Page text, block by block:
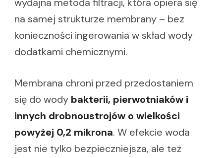
wydajna metoda filtracji, która opiera się
na samej strukturze membrany – bez
konieczności ingerowania w skład wody
dodatkami chemicznymi.
Membrana chroni przed przedostaniem
się do wody bakterii, pierwotniaków i
innych drobnoustrojów o wielkości
powyżej 0,2 mikrona. W efekcie woda
jest nie tylko bezpieczniejsza, ale też